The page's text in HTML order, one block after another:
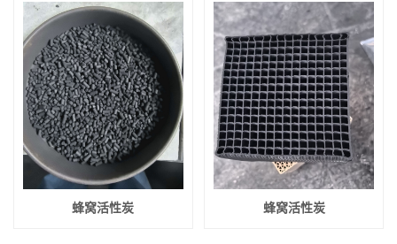
蜂窝活性炭 蜂窝活性炭